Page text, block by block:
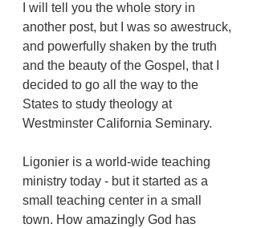
I will tell you the whole story in
another post, but I was so awestruck,
and powerfully shaken by the truth
and the beauty of the Gospel, that I
decided to go all the way to the
States to study theology at
Westminster California Seminary.
Ligonier is a world-wide teaching
ministry today - but it started as a
small teaching center in a small
town. How amazingly God has